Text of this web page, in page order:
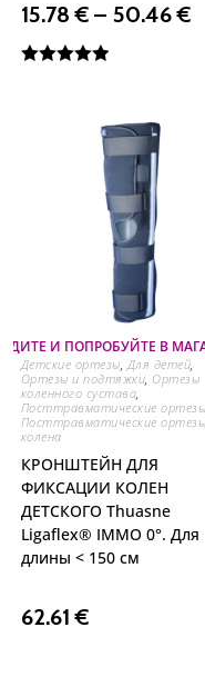
15.78€ – 50.46€
И ПОПРОБУЙТЕ В
Детские ортезы, Для детей,
Ортезы и подтяжки, Ортезы
коленного сустава,
Посттравматические
Посттравматические ортезы
колена
КРОНШТЕЙН ДЛЯ
ФИКСАЦИИ КОЛЕН
ДЕТСКОГО Thuasne
Ligaflex® IMMO 0°. Для
длины < 150 см
62.61€
⛐